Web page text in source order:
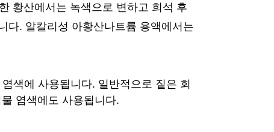
황산에서는 녹색으로 변하고 희석 후
다. 알칼리성 아황산나트륨 용액에서는
색에 사용됩니다. 일반적으로 짙은 회
염색에도 사용됩니다.